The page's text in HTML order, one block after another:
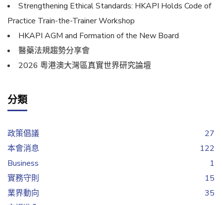
Strengthening Ethical Standards: HKAPI Holds Code of
Practice Train-the-Trainer Workshop
HKAPI AGM and Formation of the New Board
醫藥法規趨勢分享會
2026 粵港澳大灣區真實世界研究論壇
分類
政策倡議
27
本會消息
122
Business
1
實務守則
15
業界動向
35